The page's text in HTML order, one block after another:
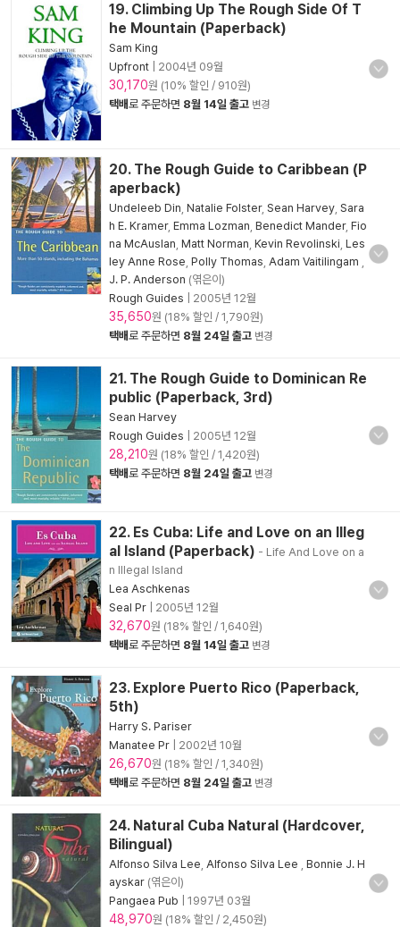
19. Climbing Up The Rough Side Of T
he Mountain (Paperback)
Sam King
Upfront
2004년 09월
30,170원 (10% 할인 / 910원)
택배로 주문하면 8월 14일 출고 변경
20. The Rough Guide to Caribbean (P
aperback)
Undeleeb Din Natalie Folster, Sean Harvey Sara
h E. Kramer, Emma Lozman Benedict Mander, Fio
na McAuslan Matt Norman Kevin Revolinski Les
ley Anne Rose Polly Thomas Adam Vaitilingam
J. P. Anderson (엮은이)
Rough Guides
2005년 12월
35,650원 (18% 할인 / 1,790원)
택배로 주문하면 8월 24일 출고 변경
21. The Rough Guide to Dominican Re
public (Paperback, 3rd)
Sean Harvey
Rough Guides
2005년 12월
28,210원 (18% 할인 / 1,420원)
택배로 주문하면 8월 24일 출고 변경
22. Es Cuba: Life and Love on an Illeg
al Island (Paperback) - Life And Love on a
n Illegal Island
Lea Aschkenas
Seal Pr
2005년 12월
32,670원 (18% 할인 / 1,640원)
택배로 주문하면 8월 14일 출고 변경
23. Explore Puerto Rico (Paperback,
5th)
Harry S. Pariser
Manatee Pr
2002년 10월
26,670원 (18% 할인 / 1,340원)
택배로 주문하면 8월 24일 출고 변경
24. Natural Cuba Natural (Hardcover,
Bilingual)
Alfonso Silva Lee Alfonso Silva Lee
Bonnie J. H
ayskar (엮은이)
Pangaea Pub
1997년 03월
48,970원 (18% 할인 / 2,450원)